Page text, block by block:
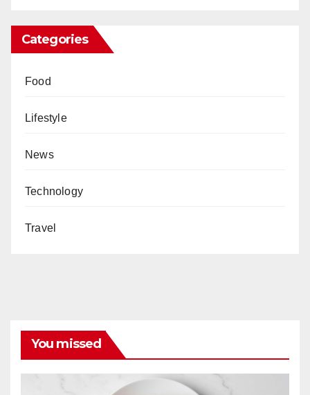
Categories
Food
Lifestyle
News
Technology
Travel
You missed